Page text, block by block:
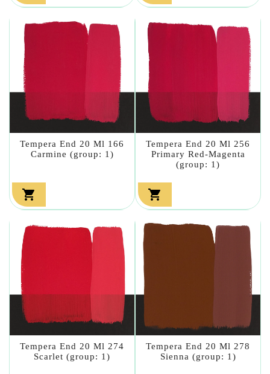
Tempera End 20 Ml 166
Carmine (group: 1)

Tempera End 20 Ml 256
Primary Red-Magenta
(group: 1)

Tempera End 20 Ml 274
Scarlet (group: 1)
Tempera End 20 Ml 278
Sienna (group: 1)